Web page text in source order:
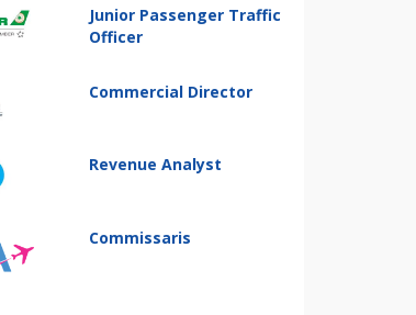
Junior Passenger Traffic
Officer
Commercial Director
Revenue Analyst
Commissaris